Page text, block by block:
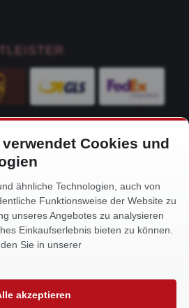
GmbH
Cookies und
ähnliche Technologien, auch von
Funktionsweise der Website zu
unseres Angebotes zu analysieren
Einkaufserlebnis bieten zu können.
Sie in unserer
akzeptieren